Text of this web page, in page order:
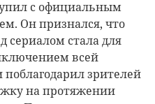
с официальным
Он признался, что
сериалом стала для
всей
зрителей
на протяжении